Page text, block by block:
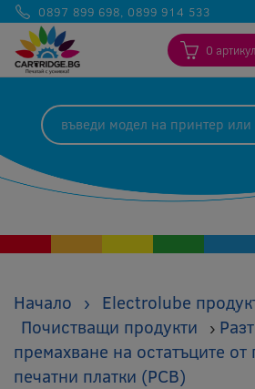
0897 899 698, 0899 914 533
0
Начало › Electrolube
Почистващи продукти ›
премахване на остатъците от
печатни платки (PCB)